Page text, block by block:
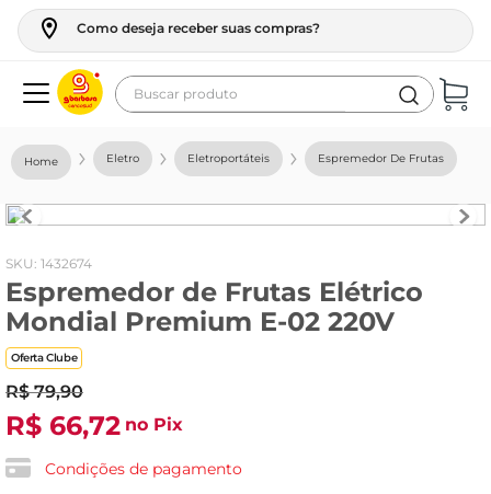
Como deseja receber suas compras?
Buscar produto
Eletro Eletroportáteis Espremedor De Frutas
: 1432674
Espremedor de Frutas Elétrico
Mondial Premium E-02 220V
Oferta Clube
R$ 79,90
R$ 66,72 no Pix
Condições de pagamento
geladeira
fogao
café
cerveja
frango
leite
vinho
leite pó